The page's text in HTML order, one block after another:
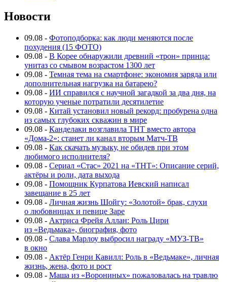
Новости
09.08 - Фотоподборка: как люди меняются после
похудения (15 ФОТО)
09.08 - В Корее обнаружили древний «трон» принца:
унитаз со смывом возрастом 1300 лет
09.08 - Темная тема на смартфоне: экономия заряда или
дополнительная нагрузка на батарею?
09.08 - ИИ справился с научной загадкой за два дня, на
которую ученые потратили десятилетие
09.08 - Китай установил новый рекорд: пробурена одна
из самых глубоких скважин в мире
09.08 - Канделаки возглавила ТНТ вместо автора
«Дома-2»: станет ли канал вторым Матч-ТВ
09.08 - Как скачать музыку, не обидев при этом
любимого исполнителя?
09.08 - Сериал «Стас» 2021 на «ТНТ»: Описание серий,
актёры и роли, дата выхода
09.08 - Помощник Курпатова Иевский написал
завещание в 25 лет
09.08 - Личная жизнь Шойгу: «Золотой» брак, слухи
о любовницах и певице Заре
09.08 - Актриса Фрейя Аллан: Роль Цири
из «Ведьмака», биография, фото
09.08 - Слава Марлоу выбросил награду «МУЗ-ТВ»
в окно
09.08 - Актёр Генри Кавилл: Роль в «Ведьмаке», личная
жизнь, жена, фото и рост
09.08 - Маша из «Ворониных» пожаловалась на травлю